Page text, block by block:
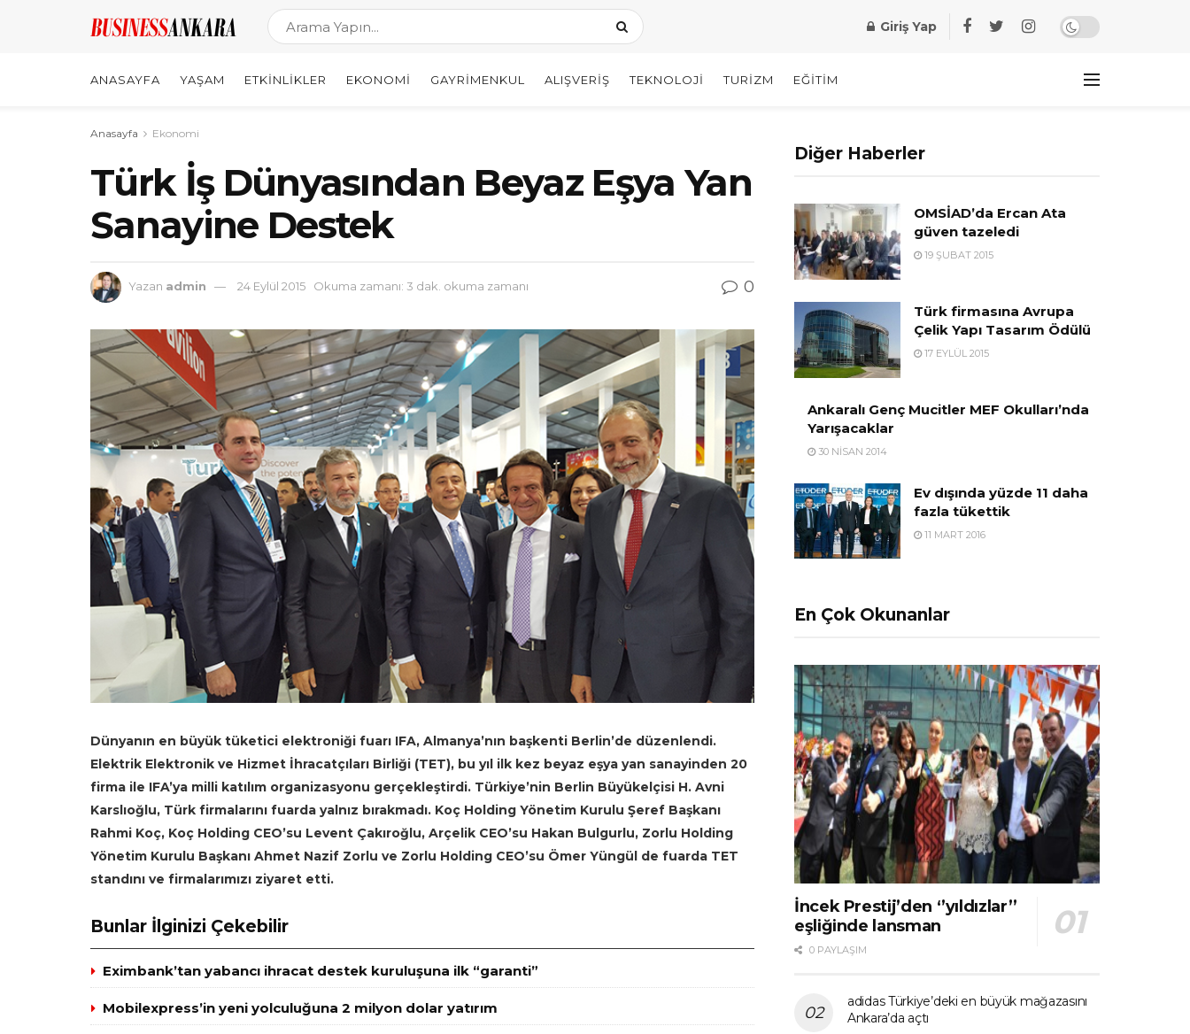
Giriş Yap
ANASAYFA YAŞAM ETKINLIKLER EKONOMI GAYRIMENKUL ALIŞVERIŞ TEKNOLOJI TURIZM EĞITIM
Anasayfa Ekonomi
Türk İş Dünyasından Beyaz Eşya Yan
Sanayine Destek
Yazan admin 24 Eylül 2015 Okuma zamanı: 3 dak. okuma zamanı 0
Dünyanın en büyük tüketici elektroniği fuarı IFA, Almanya’nın başkenti Berlin’de düzenlendi.
Elektrik Elektronik ve Hizmet İhracatçıları Birliği (TET), bu yıl ilk kez beyaz eşya yan sanayinden 20
firma ile IFA’ya milli katılım organizasyonu gerçekleştirdi. Türkiye’nin Berlin Büyükelçisi H. Avni
Karslıoğlu, Türk firmalarını fuarda yalnız bırakmadı. Koç Holding Yönetim Kurulu Şeref Başkanı
Rahmi Koç, Koç Holding CEO’su Levent Çakıroğlu, Arçelik CEO’su Hakan Bulgurlu, Zorlu Holding
Yönetim Kurulu Başkanı Ahmet Nazif Zorlu ve Zorlu Holding CEO’su Ömer Yüngül de fuarda TET
standını ve firmalarımızı ziyaret etti.
Bunlar İlginizi Çekebilir
Eximbank’tan yabancı ihracat destek kuruluşuna ilk “garanti”
Mobilexpress’in yeni yolculuğuna 2 milyon dolar yatırım
Diğer Haberler
OMSİAD’da Ercan Ata
güven tazeledi
19 ŞUBAT 2015
Türk firmasına Avrupa
Çelik Yapı Tasarım Ödülü
17 EYLÜL 2015
Ankaralı Genç Mucitler MEF Okulları’nda
Yarışacaklar
30 NISAN 2014
Ev dışında yüzde 11 daha
fazla tükettik
11 MART 2016
En Çok Okunanlar
İncek Prestij’den ‘’yıldızlar’’
eşliğinde lansman
0 PAYLAŞIM
adidas Türkiye’deki en büyük mağazasını
Ankara’da açtı